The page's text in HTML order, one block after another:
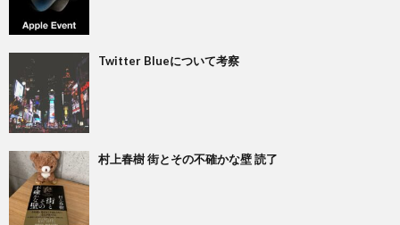
Twitter Blueについて考察
村上春樹 街とその不確かな壁 読了